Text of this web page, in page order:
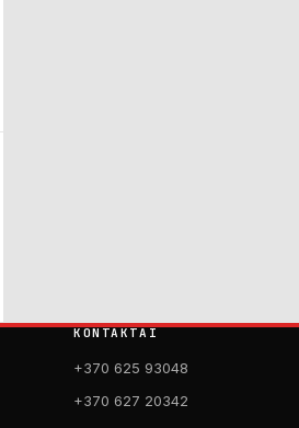
KONTAKTAI
+370 625 93048
+370 627 20342